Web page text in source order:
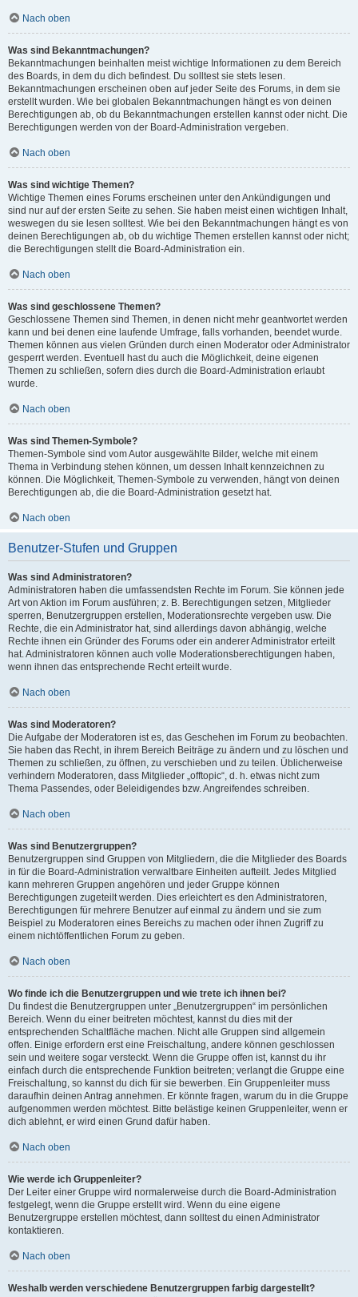
Nach oben
Was sind Bekanntmachungen?
Bekanntmachungen beinhalten meist wichtige Informationen zu dem Bereich
des Boards, in dem du dich befindest. Du solltest sie stets lesen.
Bekanntmachungen erscheinen oben auf jeder Seite des Forums, in dem sie
erstellt wurden. Wie bei globalen Bekanntmachungen hängt es von deinen
Berechtigungen ab, ob du Bekanntmachungen erstellen kannst oder nicht. Die
Berechtigungen werden von der Board-Administration vergeben.
Nach oben
Was sind wichtige Themen?
Wichtige Themen eines Forums erscheinen unter den Ankündigungen und
sind nur auf der ersten Seite zu sehen. Sie haben meist einen wichtigen Inhalt,
weswegen du sie lesen solltest. Wie bei den Bekanntmachungen hängt es von
deinen Berechtigungen ab, ob du wichtige Themen erstellen kannst oder nicht;
die Berechtigungen stellt die Board-Administration ein.
Nach oben
Was sind geschlossene Themen?
Geschlossene Themen sind Themen, in denen nicht mehr geantwortet werden
kann und bei denen eine laufende Umfrage, falls vorhanden, beendet wurde.
Themen können aus vielen Gründen durch einen Moderator oder Administrator
gesperrt werden. Eventuell hast du auch die Möglichkeit, deine eigenen
Themen zu schließen, sofern dies durch die Board-Administration erlaubt
wurde.
Nach oben
Was sind Themen-Symbole?
Themen-Symbole sind vom Autor ausgewählte Bilder, welche mit einem
Thema in Verbindung stehen können, um dessen Inhalt kennzeichnen zu
können. Die Möglichkeit, Themen-Symbole zu verwenden, hängt von deinen
Berechtigungen ab, die die Board-Administration gesetzt hat.
Nach oben
Benutzer-Stufen und Gruppen
Was sind Administratoren?
Administratoren haben die umfassendsten Rechte im Forum. Sie können jede
Art von Aktion im Forum ausführen; z. B. Berechtigungen setzen, Mitglieder
sperren, Benutzergruppen erstellen, Moderationsrechte vergeben usw. Die
Rechte, die ein Administrator hat, sind allerdings davon abhängig, welche
Rechte ihnen ein Gründer des Forums oder ein anderer Administrator erteilt
hat. Administratoren können auch volle Moderationsberechtigungen haben,
wenn ihnen das entsprechende Recht erteilt wurde.
Nach oben
Was sind Moderatoren?
Die Aufgabe der Moderatoren ist es, das Geschehen im Forum zu beobachten.
Sie haben das Recht, in ihrem Bereich Beiträge zu ändern und zu löschen und
Themen zu schließen, zu öffnen, zu verschieben und zu teilen. Üblicherweise
verhindern Moderatoren, dass Mitglieder „offtopic“, d. h. etwas nicht zum
Thema Passendes, oder Beleidigendes bzw. Angreifendes schreiben.
Nach oben
Was sind Benutzergruppen?
Benutzergruppen sind Gruppen von Mitgliedern, die die Mitglieder des Boards
in für die Board-Administration verwaltbare Einheiten aufteilt. Jedes Mitglied
kann mehreren Gruppen angehören und jeder Gruppe können
Berechtigungen zugeteilt werden. Dies erleichtert es den Administratoren,
Berechtigungen für mehrere Benutzer auf einmal zu ändern und sie zum
Beispiel zu Moderatoren eines Bereichs zu machen oder ihnen Zugriff zu
einem nichtöffentlichen Forum zu geben.
Nach oben
Wo finde ich die Benutzergruppen und wie trete ich ihnen bei?
Du findest die Benutzergruppen unter „Benutzergruppen“ im persönlichen
Bereich. Wenn du einer beitreten möchtest, kannst du dies mit der
entsprechenden Schaltfläche machen. Nicht alle Gruppen sind allgemein
offen. Einige erfordern erst eine Freischaltung, andere können geschlossen
sein und weitere sogar versteckt. Wenn die Gruppe offen ist, kannst du ihr
einfach durch die entsprechende Funktion beitreten; verlangt die Gruppe eine
Freischaltung, so kannst du dich für sie bewerben. Ein Gruppenleiter muss
daraufhin deinen Antrag annehmen. Er könnte fragen, warum du in die Gruppe
aufgenommen werden möchtest. Bitte belästige keinen Gruppenleiter, wenn er
dich ablehnt, er wird einen Grund dafür haben.
Nach oben
Wie werde ich Gruppenleiter?
Der Leiter einer Gruppe wird normalerweise durch die Board-Administration
festgelegt, wenn die Gruppe erstellt wird. Wenn du eine eigene
Benutzergruppe erstellen möchtest, dann solltest du einen Administrator
kontaktieren.
Nach oben
Weshalb werden verschiedene Benutzergruppen farbig dargestellt?